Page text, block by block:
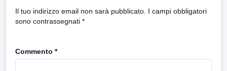
Il tuo indirizzo email non sarà pubblicato. I campi obbligatori
sono contrassegnati *
Commento *